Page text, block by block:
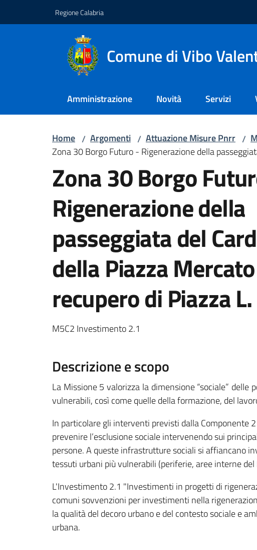
Regione Calabria
Comune di Vibo
Amministrazione Novità Servizi
Home / Argomenti / Attuazione Misure Pnrr /
Zona 30 Borgo Futuro - Rigenerazione della
Zona 30 Borgo
Rigenerazione della
passeggiata del
della Piazza
recupero di Piazza
M5C2 Investimento 2.1
Descrizione e scopo
La Missione 5 valorizza la dimensione “sociale”
vulnerabili, così come quelle della formazione, del
In particolare gli interventi previsti dalla Componente
prevenire l’esclusione sociale intervenendo sui
persone. A queste infrastrutture sociali si affiancano
tessuti urbani più vulnerabili (periferie, aree interne
L'Investimento 2.1 "Investimenti in progetti di
comuni sovvenzioni per investimenti nella
la qualità del decoro urbano e del contesto sociale e
urbana.